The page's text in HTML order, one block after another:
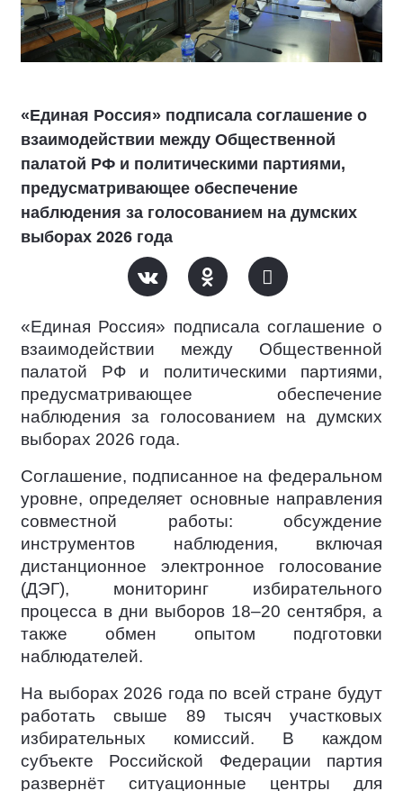
«Единая Россия» подписала соглашение о
взаимодействии между Общественной
палатой РФ и политическими партиями,
предусматривающее обеспечение
наблюдения за голосованием на думских
выборах 2026 года
«Единая Россия» подписала соглашение о
взаимодействии между Общественной
палатой РФ и политическими партиями,
предусматривающее обеспечение
наблюдения за голосованием на думских
выборах 2026 года.
Соглашение, подписанное на федеральном
уровне, определяет основные направления
совместной работы: обсуждение
инструментов наблюдения, включая
дистанционное электронное голосование
(ДЭГ), мониторинг избирательного
процесса в дни выборов 18–20 сентября, а
также обмен опытом подготовки
наблюдателей.
На выборах 2026 года по всей стране будут
работать свыше 89 тысяч участковых
избирательных комиссий. В каждом
субъекте Российской Федерации партия
развернёт ситуационные центры для